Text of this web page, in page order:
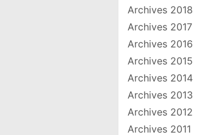
Archives 2018
Archives 2017
Archives 2016
Archives 2015
Archives 2014
Archives 2013
Archives 2012
Archives 2011